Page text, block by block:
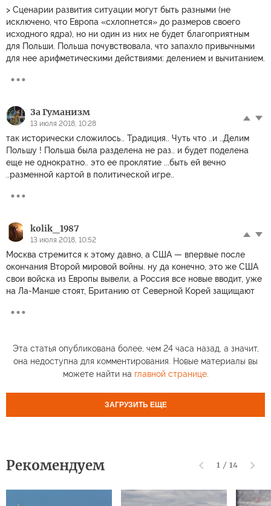
> Сценарии развития ситуации могут быть разными (не
исключено, что Европа «схлопнется» до размеров своего
исходного ядра), но ни один из них не будет благоприятным
для Польши. Польша почувствовала, что запахло привычными
для нее арифметическими действиями: делением и вычитанием.
За Гуманизм
13 июля 2018, 10:28
так исторически сложилось.. Традиция.. Чуть что ..и ..Делим
Польшу ! Польша была разделена не раз.. и будет поделена
еще не однократно.. это ее проклятие ...быть ей вечно
..разменной картой в политической игре..
kolik_1987
13 июля 2018, 10:52
Москва стремится к этому давно, а США — впервые после
окончания Второй мировой войны. ну да конечно, это же США
свои войска из Европы вывели, а Россия все новые вводит, уже
на Ла-Манше стоят, Британию от Северной Корей защищают
Эта статья опубликована более, чем 24 часа назад, а значит,
она недоступна для комментирования. Новые материалы вы
можете найти на главной странице.
ЗАГРУЗИТЬ ЕЩЕ
Рекомендуем 1 / 14